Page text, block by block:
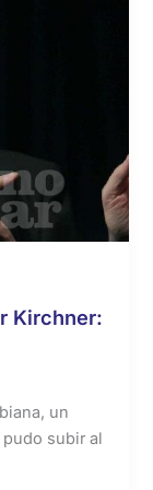
Kirchner:
un
subir al